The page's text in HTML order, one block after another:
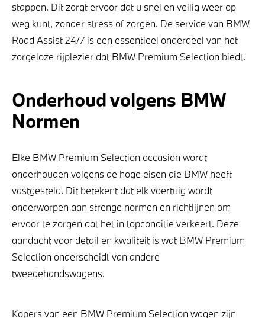
stappen. Dit zorgt ervoor dat u snel en veilig weer op
weg kunt, zonder stress of zorgen. De service van BMW
Road Assist 24/7 is een essentieel onderdeel van het
zorgeloze rijplezier dat BMW Premium Selection biedt.
Onderhoud volgens BMW
Normen
Elke BMW Premium Selection occasion wordt
onderhouden volgens de hoge eisen die BMW heeft
vastgesteld. Dit betekent dat elk voertuig wordt
onderworpen aan strenge normen en richtlijnen om
ervoor te zorgen dat het in topconditie verkeert. Deze
aandacht voor detail en kwaliteit is wat BMW Premium
Selection onderscheidt van andere
tweedehandswagens.
Kopers van een BMW Premium Selection wagen zijn